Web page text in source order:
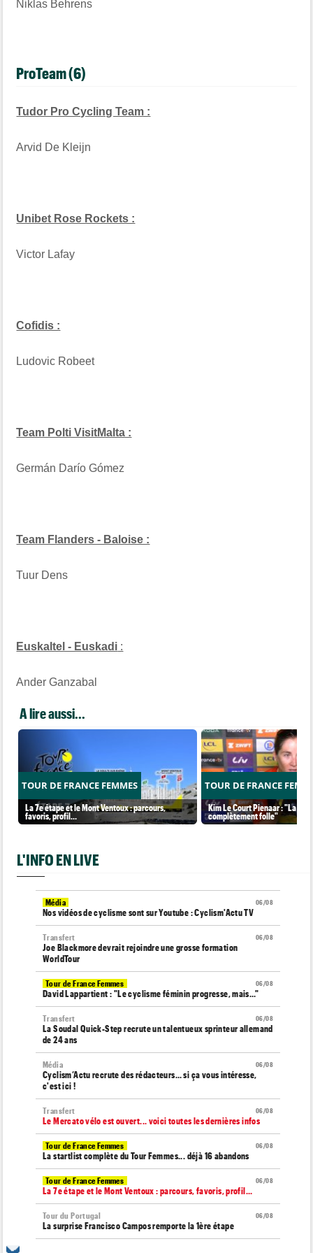
Niklas Behrens
ProTeam (6)
Tudor Pro Cycling Team :
Arvid De Kleijn
Unibet Rose Rockets :
Victor Lafay
Cofidis :
Ludovic Robeet
Team Polti VisitMalta :
Germán Darío Gómez
Team Flanders - Baloise :
Tuur Dens
Euskaltel - Euskadi :
Ander Ganzabal
A lire aussi...
TOUR DE FRANCE FEMMES
La 7e étape et le Mont Ventoux : parcours,
favoris, profil…
TOUR DE FRANCE
Kim Le Court Pienaar : "La
complètement folle"
L'INFO EN LIVE
06/08
Média
Nos vidéos de cyclisme sont sur Youtube : Cyclism'Actu TV
06/08
Transfert
Joe Blackmore devrait rejoindre une grosse formation
WorldTour
06/08
Tour de France Femmes
David Lappartient : "Le cyclisme féminin progresse, mais…"
06/08
Transfert
La Soudal Quick-Step recrute un talentueux sprinteur allemand
de 24 ans
06/08
Média
Cyclism’Actu recrute des rédacteurs… si ça vous intéresse,
c'est ici !
06/08
Transfert
Le Mercato vélo est ouvert... voici toutes les dernières infos
06/08
Tour de France Femmes
La startlist complète du Tour Femmes... déjà 16 abandons
06/08
Tour de France Femmes
La 7e étape et le Mont Ventoux : parcours, favoris, profil…
06/08
Tour du Portugal
La surprise Francisco Campos remporte la 1ère étape